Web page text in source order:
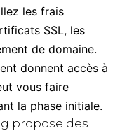
les frais
SSL, les
de domaine.
donnent accès à
vous faire
la phase initiale.
propose des